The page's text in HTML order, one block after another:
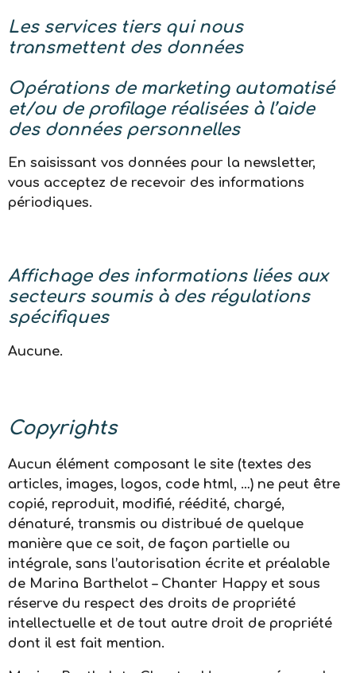
Les services tiers qui nous
transmettent des données
Opérations de marketing automatisé
et/ou de profilage réalisées à l’aide
des données personnelles
En saisissant vos données pour la newsletter,
vous acceptez de recevoir des informations
périodiques.
Affichage des informations liées aux
secteurs soumis à des régulations
spécifiques
Aucune.
Copyrights
Aucun élément composant le site (textes des
articles, images, logos, code html, …) ne peut être
copié, reproduit, modifié, réédité, chargé,
dénaturé, transmis ou distribué de quelque
manière que ce soit, de façon partielle ou
intégrale, sans l’autorisation écrite et préalable
de Marina Barthelot – Chanter Happy et sous
réserve du respect des droits de propriété
intellectuelle et de tout autre droit de propriété
dont il est fait mention.